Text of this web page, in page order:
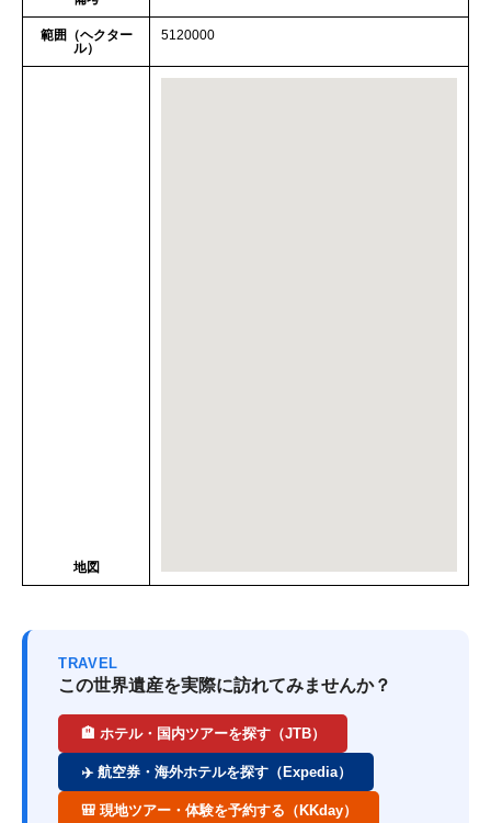
範囲（ヘクター
ル）
5120000
地図
TRAVEL
この世界遺産を実際に訪れてみませんか？
🏨 ホテル・国内ツアーを探す（JTB）
✈️ 航空券・海外ホテルを探す（Expedia）
🎒 現地ツアー・体験を予約する（KKday）